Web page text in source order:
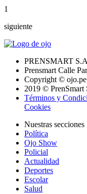
1
siguiente
PRENSMART
Prensmart Calle
Copyright © ojo.pe
2019 © PrenSmart
Términos y
Cookies
Nuestras secciones
Política
Ojo Show
Policial
Actualidad
Deportes
Escolar
Salud